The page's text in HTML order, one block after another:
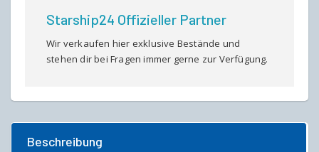
Starship24 Offizieller Partner
Wir verkaufen hier exklusive Bestände und
stehen dir bei Fragen immer gerne zur Verfügung.
Beschreibung